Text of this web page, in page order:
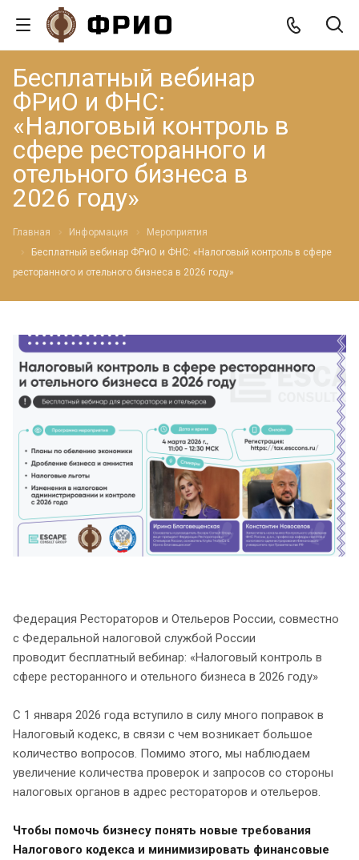
Бесплатный вебинар
ФРиО и ФНС:
«Налоговый контроль в
сфере ресторанного и
отельного бизнеса в
2026 году»
Главная Информация
Мероприятия
Бесплатный вебинар ФРиО и ФНС: «Налоговый контроль в сфере
ресторанного и отельного бизнеса в 2026 году»
Федерация Рестораторов и Отельеров России, совместно
с Федеральной налоговой службой России
проводит бесплатный вебинар: «Налоговый контроль в
сфере ресторанного и отельного бизнеса в 2026 году»
С 1 января 2026 года вступило в силу много поправок в
Налоговый кодекс, в связи с чем возникает большое
количество вопросов. Помимо этого, мы наблюдаем
увеличение количества проверок и запросов со стороны
налоговых органов в адрес рестораторов и отельеров.
Чтобы помочь бизнесу понять новые требования
Налогового кодекса и минимизировать финансовые